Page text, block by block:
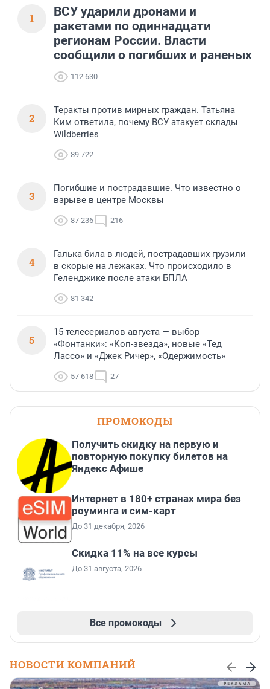
1
ВСУ ударили дронами и
ракетами по одиннадцати
регионам России. Власти
сообщили о погибших и раненых
112 630
2
Теракты против мирных граждан. Татьяна
Ким ответила, почему ВСУ атакует склады
Wildberries
89 722
3
Погибшие и пострадавшие. Что известно о
взрыве в центре Москвы
87 236 216
4
Галька била в людей, пострадавших грузили
в скорые на лежаках. Что происходило в
Геленджике после атаки БПЛА
81 342
5
15 телесериалов августа — выбор
«Фонтанки»: «Коп-звезда», новые «Тед
Лассо» и «Джек Ричер», «Одержимость»
57 618 27
ПРОМОКОДЫ
Получить скидку на первую и
повторную покупку билетов на
Яндекс Афише
Интернет в 180+ странах мира без
роуминга и сим-карт
До 31 декабря, 2026
Скидка 11% на все курсы
До 31 августа, 2026
Все промокоды
НОВОСТИ КОМПАНИЙ